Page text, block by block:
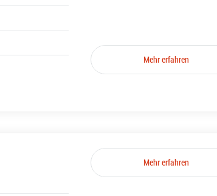
Mehr erfahren
Mehr erfahren